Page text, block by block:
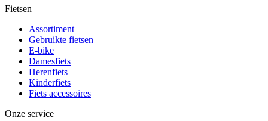
Fietsen
Assortiment
Gebruikte fietsen
E-bike
Damesfiets
Herenfiets
Kinderfiets
Fiets accessoires
Onze service